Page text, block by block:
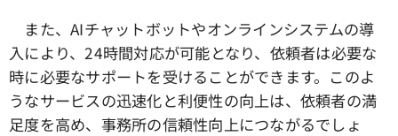
また、AIチャットボットやオンラインシステムの導
入により、24時間対応が可能となり、依頼者は必要な
時に必要なサポートを受けることができます。このよ
うなサービスの迅速化と利便性の向上は、依頼者の満
足度を高め、事務所の信頼性向上につながるでしょ